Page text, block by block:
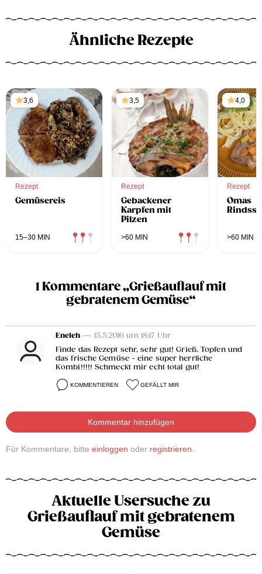
Ähnliche Rezepte
3,6
Rezept
Gemüsereis
15–30 MIN
3,5
Rezept
Gebackener
Karpfen mit
Pilzen
>60 MIN
4,0
Rezept
Omas
>60 MIN
1 Kommentare „Grießauflauf mit
gebratenem Gemüse“
Eneleh — 15.5.2016 um 18:17 Uhr
Finde das Rezept sehr, sehr gut! Grieß, Topfen und
das frische Gemüse - eine super herrliche
Kombi!!!!! Schmeckt mir echt total gut!
KOMMENTIEREN GEFÄLLT MIR
Kommentar hinzufügen
Für Kommentare, bitte einloggen oder registrieren.
Aktuelle Usersuche zu
Grießauflauf mit gebratenem
Gemüse